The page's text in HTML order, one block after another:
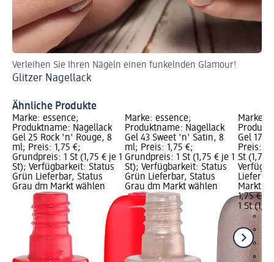
Verleihen Sie Ihren Nägeln einen funkelnden Glamour!
Glitzer Nagellack
Ähnliche Produkte
Marke: essence;
Produktname: Nagellack
Gel 25 Rock 'n' Rouge, 8
ml; Preis: 1,75 €;
Grundpreis: 1 St (1,75 € je 1
St); Verfügbarkeit: Status
Grün Lieferbar, Status
Grau dm Markt wählen
Marke: essence;
Produktname: Nagellack
Gel 43 Sweet 'n' Satin, 8
ml; Preis: 1,75 €;
Grundpreis: 1 St (1,75 € je 1
St); Verfügbarkeit: Status
Grün Lieferbar, Status
Grau dm Markt wählen
Marke:
Gel 17
Preis:
St (1,75
Markt
1,75 €
1 St